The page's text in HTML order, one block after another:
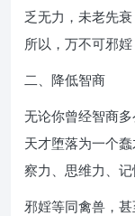
乏无力，未老先
所以，万不可邪婬
二、降低智商
无论你曾经智商
天才堕落为一个
察力、思维力、记
邪婬等同禽兽，甚